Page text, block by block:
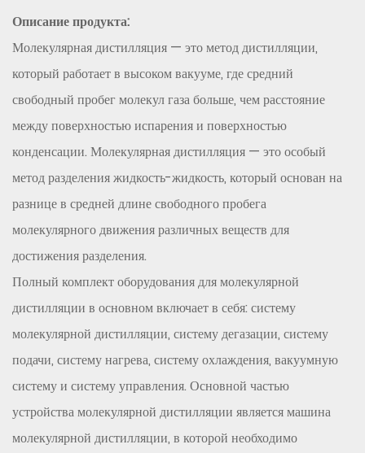
Описание продукта:
Молекулярная дистилляция — это метод дистилляции,
который работает в высоком вакууме, где средний
свободный пробег молекул газа больше, чем расстояние
между поверхностью испарения и поверхностью
конденсации. Молекулярная дистилляция — это особый
метод разделения жидкость-жидкость, который основан на
разнице в средней длине свободного пробега
молекулярного движения различных веществ для
достижения разделения.
Полный комплект оборудования для молекулярной
дистилляции в основном включает в себя: систему
молекулярной дистилляции, систему дегазации, систему
подачи, систему нагрева, систему охлаждения, вакуумную
систему и систему управления. Основной частью
устройства молекулярной дистилляции является машина
молекулярной дистилляции, в которой необходимо